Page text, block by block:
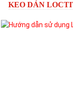
KEO DÁN